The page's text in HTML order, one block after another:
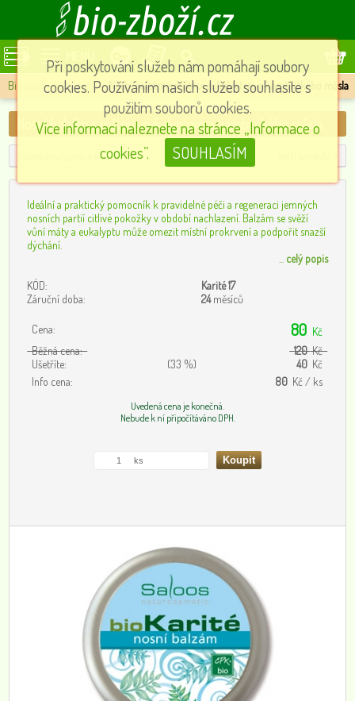
MENU
Bio karité-balzámy » Nosní balzám s mátou, eukalyptem a bambuckého másla
Nosní balzám s mátou, eukalyptem a bambuckého másla
Ideální a praktický pomocník k pravidelné péči a regeneraci jemných
nosních partií citlivé pokožky v období nachlazení. Balzám se svěží
vůní máty a eukalyptu může omezit místní prokrvení a podpořit snazší
dýchání.
celý popis
KÓD:
Karité 17
Záruční doba:
24měsíců
Cena: 80 Kč
Běžná cena:
120Kč
Ušetříte:
(33 %) 40 Kč
Info cena:
80 Kč / ks
Uvedená cena je konečná.
Nebude k ní připočítáváno DPH.
Při poskytování služeb nám pomáhají soubory
cookies. Používáním našich služeb souhlasíte s
použitím souborů cookies.
Více informací naleznete na stránce „Informace o
cookies”.
SOUHLASÍM